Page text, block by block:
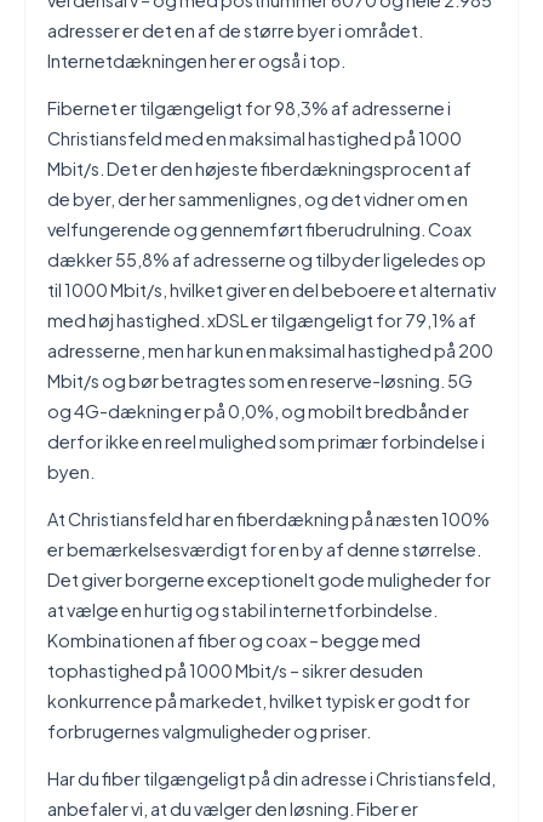
adresser er det en af de større byer i området.
Internetdækningen her er også i top.
Fibernet er tilgængeligt for 98,3% af adresserne i
Christiansfeld med en maksimal hastighed på 1000
Mbit/s. Det er den højeste fiberdækningsprocent af
de byer, der her sammenlignes, og det vidner om en
velfungerende og gennemført fiberudrulning. Coax
dækker 55,8% af adresserne og tilbyder ligeledes op
til 1000 Mbit/s, hvilket giver en del beboere et alternativ
med høj hastighed. xDSL er tilgængeligt for 79,1% af
adresserne, men har kun en maksimal hastighed på 200
Mbit/s og bør betragtes som en reserve-løsning. 5G
og 4G-dækning er på 0,0%, og mobilt bredbånd er
derfor ikke en reel mulighed som primær forbindelse i
byen.
At Christiansfeld har en fiberdækning på næsten 100%
er bemærkelsesværdigt for en by af denne størrelse.
Det giver borgerne exceptionelt gode muligheder for
at vælge en hurtig og stabil internetforbindelse.
Kombinationen af fiber og coax – begge med
tophastighed på 1000 Mbit/s – sikrer desuden
konkurrence på markedet, hvilket typisk er godt for
forbrugernes valgmuligheder og priser.
Har du fiber tilgængeligt på din adresse i Christiansfeld,
anbefaler vi, at du vælger den løsning. Fiber er